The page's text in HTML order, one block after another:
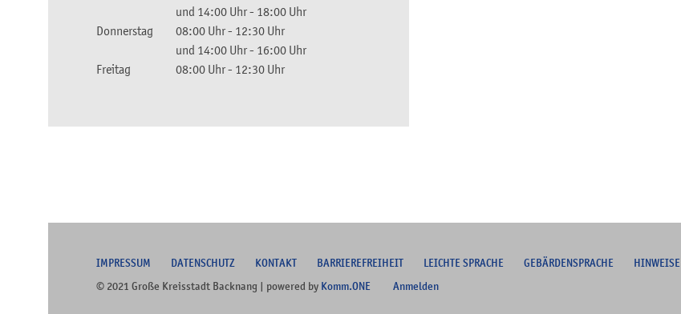
und 14:00 Uhr- 18:00 Uhr
Donnerstag
08:00 Uhr- 12:30 Uhr
und 14:00 Uhr- 16:00 Uhr
Freitag
08:00 Uhr- 12:30 Uhr
IMPRESSUM DATENSCHUTZ KONTAKT BARRIEREFREIHEIT LEICHTE SPRACHE GEBÄRDENSPRACHE
HINWEISE
© 2021 Große Kreisstadt Backnang | powered by Komm.ONE Anmelden